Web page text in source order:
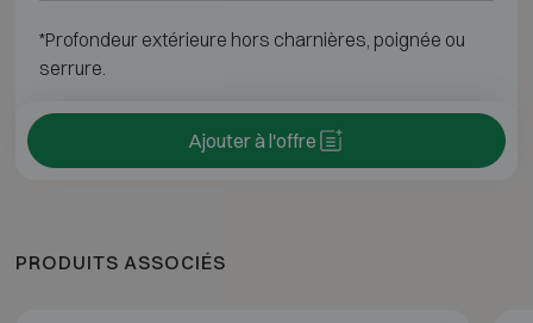
*Profondeur extérieure hors charnières, poignée ou
serrure.
Ajouter à l'offre
PRODUITS ASSOCIÉS